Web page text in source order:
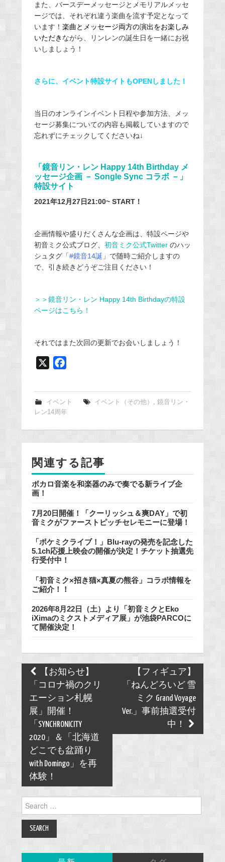
また、バースデーメッセージとメモリアルメッセ
ージでは、それぞれ違う楽曲を流す予定となって
います！ 楽曲とメッセージ両方の演出をお楽しみ
いただき ながら、リンレンの誕生日を一緒にお祝
いしましょう！
さらに、イベント特設サイトもOPENしました！
当日のオンラインイベント日程や参加方法、メッ
セージ募集についての内容も掲載していますので
忘れずにチェックしてくださいね↓
「鏡音リン・レン Happy 14th Birthday メ
ッセージ企画 － Songle Sync コラボ －」
特設サイト
2021年12月27日21:00~ START！
企画情報や盛りだくさんな企画は、特設ページや
初音ミク公式ブログ、 初音ミク公式Twitterのハッ
シュタグ「#鏡音14誕 」で随時ご紹介しますの
で、引き続きどうぞご注目ください！
＞＞鏡音リン・レン Happy 14th Birthdayの特設
ページはこちら！
それではまた次回の更新でお会いしましょう！
e
b
o
o
イベント イベント（その他） , 鏡音リン・
レン14周年
関連する記事
ボカロ音楽を和楽器のみで奏でる新ライブ企
画！
7月20日開催！「クーリッシュ＆爽DAY」で初
音ミクがファーストピッチセレモニーに登場！
「ポケミクライブ！」Blu-rayの発売を記念した
5.1ch応援上映会の開催が決定！チケット抽選先
行受付中！
「初音ミク×招き猫×真夏の熊谷」コラボ情報を
ご紹介！！
2026年8月22日（土）より「初音ミクとEko
iXimaのミクストメディア展」が池袋PARCOに
て開催決定！
Post
navigation
【お知らせ】
「コロナ禍のクリ
エーション札幌
展」開催！
「SYNCHRONICITY
2020」＆「北海道
どこでも盆踊り
with Domingo」を再
体験！
【フィギュア】
「ねんどろいど 雪
ミク Grand Voyage
Ver.」事前抽選受付
中！
for: